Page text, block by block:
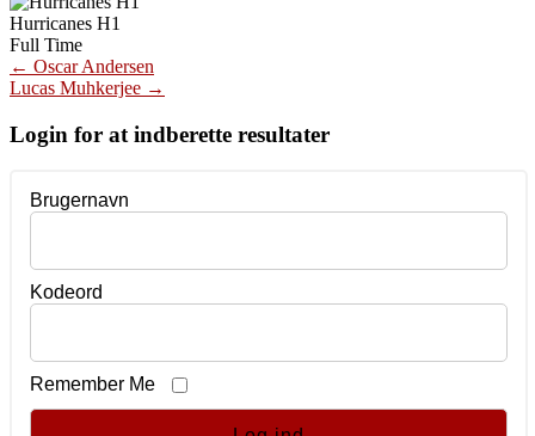
Hurricanes H1
Full Time
Post
navigation
← Oscar Andersen
Lucas Muhkerjee →
Login for at indberette resultater
Brugernavn
Kodeord
Remember Me